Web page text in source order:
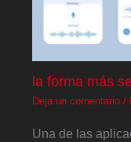
la forma más
Deja un comentario /
Una de las